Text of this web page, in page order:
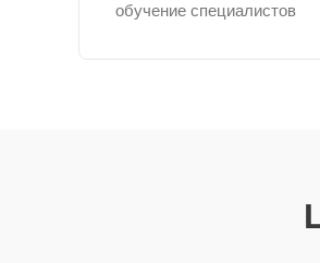
обучение специалистов